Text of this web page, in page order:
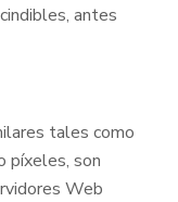
antes
tales como
píxeles, son
Web